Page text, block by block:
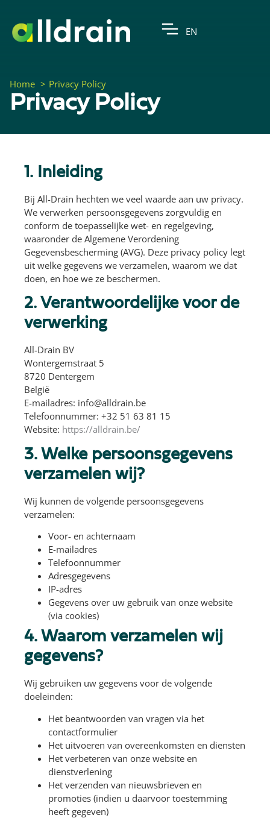
EN
Home Privacy Policy
Privacy Policy
1. Inleiding
Bij All-Drain hechten we veel waarde aan uw privacy.
We verwerken persoonsgegevens zorgvuldig en
conform de toepasselijke wet- en regelgeving,
waaronder de Algemene Verordening
Gegevensbescherming (AVG). Deze privacy policy legt
uit welke gegevens we verzamelen, waarom we dat
doen, en hoe we ze beschermen.
2. Verantwoordelijke voor de
verwerking
All-Drain BV
Wontergemstraat 5
8720 Dentergem
België
E-mailadres: info@alldrain.be
Telefoonnummer: +32 51 63 81 15
Website: https://alldrain.be/
3. Welke persoonsgegevens
verzamelen wij?
Wij kunnen de volgende persoonsgegevens
verzamelen:
Voor- en achternaam
E-mailadres
Telefoonnummer
Adresgegevens
IP-adres
Gegevens over uw gebruik van onze website
(via cookies)
4. Waarom verzamelen wij
gegevens?
Wij gebruiken uw gegevens voor de volgende
doeleinden:
Het beantwoorden van vragen via het
contactformulier
Het uitvoeren van overeenkomsten en diensten
Het verbeteren van onze website en
dienstverlening
Het verzenden van nieuwsbrieven en
promoties (indien u daarvoor toestemming
heeft gegeven)